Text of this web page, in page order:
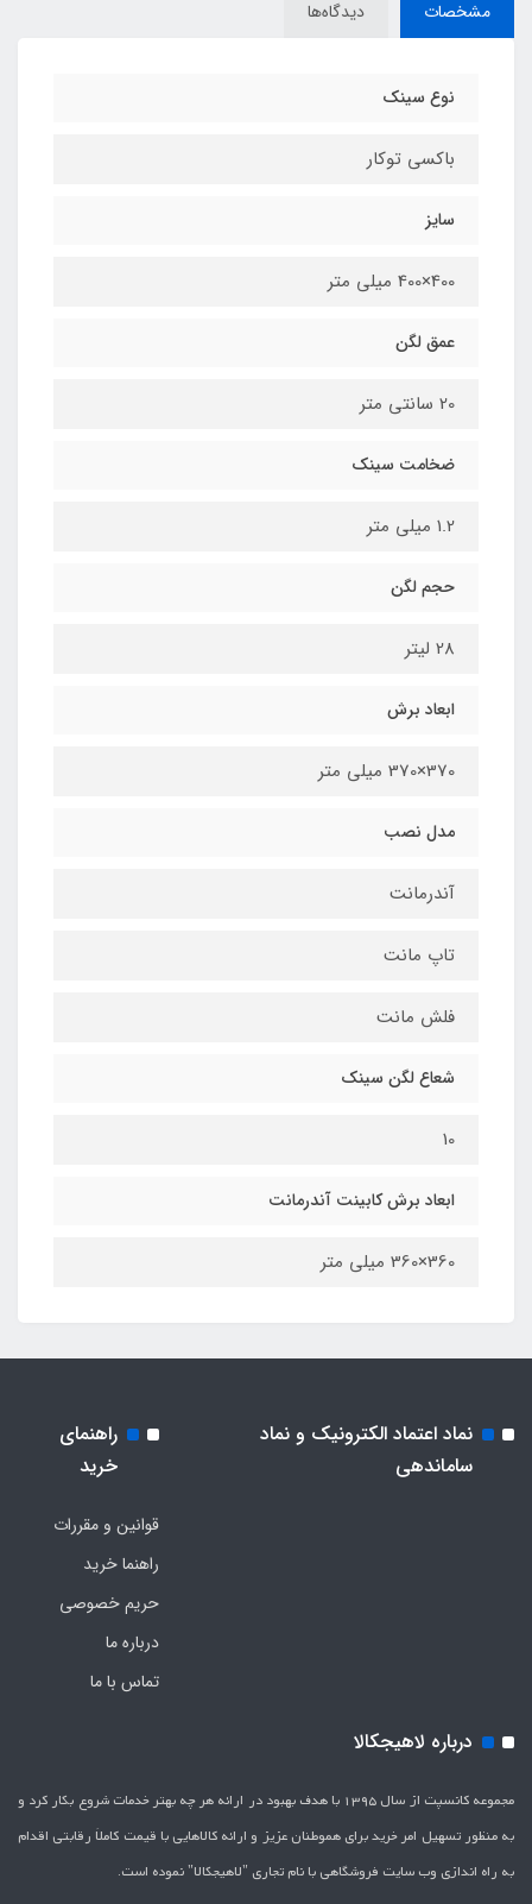
مشخصات دیدگاه‌ها
نوع سینک
باکسی توکار
سایز
400×400 میلی متر
عمق لگن
20 سانتی متر
ضخامت سینک
1.2 میلی متر
حجم لگن
28 لیتر
ابعاد برش
370×370 میلی متر
مدل نصب
آندرمانت
تاپ مانت
فلش مانت
شعاع لگن سینک
10
ابعاد برش کابینت آندرمانت
360×360 میلی متر
نماد اعتماد الکترونیک و نماد
ساماندهی
راهنمای
خرید
قوانین و مقررات
راهنما خرید
حریم خصوصی
درباره ما
تماس با ما
درباره لاهیجکالا
مجموعه کانسپت از سال 1395 با هدف بهبود در ارائه هر چه بهتر خدمات شروع بکار کرد و
به منظور تسهیل امر خرید برای هموطنان عزیز و ارائه کالاهایی با قیمت کاملاَ رقابتی اقدام
به راه اندازی وب سایت فروشگاهی با نام تجاری "لاهیج­کالا" نموده است.